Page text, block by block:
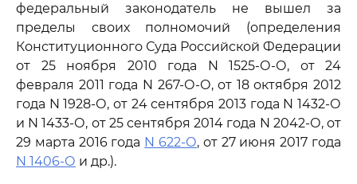
федеральный законодатель не вышел за
пределы своих полномочий (определения
Конституционного Суда Российской Федерации
от 25 ноября 2010 года N 1525-О-О, от 24
февраля 2011 года N 267-О-О, от 18 октября 2012
года N 1928-О, от 24 сентября 2013 года N 1432-О
и N 1433-О, от 25 сентября 2014 года N 2042-О, от
29 марта 2016 года N 622-О, от 27 июня 2017 года
N 1406-О и др.).